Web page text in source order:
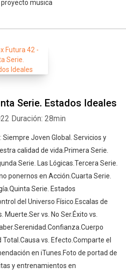
musica
Serie. Estados Ideales
Duración: 28min
Joven Global. Servicios y
calidad de vida.Primera Serie.
Serie. Las Lógicas.Tercera Serie.
ponernos en Acción.Cuarta Serie.
Serie. Estados
del Universo Físico.Escalas de
Muerte.Ser vs. No Ser.Éxito vs.
vs. Efecto.Comparte el
en iTunes.Foto de portad de
y entrenamientos en